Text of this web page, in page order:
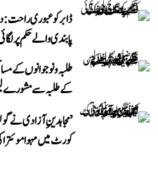
ڈابر کو عبوری
پابندی والے حکم پر
طلبہ و نوجوانوں
کے طلبہ سے مشورے
’مجاہدینِ آزادی نے
کورٹ میں مہوا